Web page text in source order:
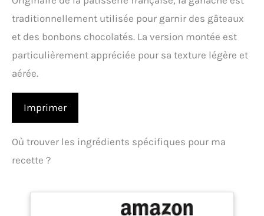
traditionnellement utilisée pour garnir des gâteaux
et des bonbons chocolatés. La version montée est
particulièrement appréciée pour sa texture légère et
aérée.
Imprimer
Où trouver les ingrédients spécifiques pour ma
recette ?